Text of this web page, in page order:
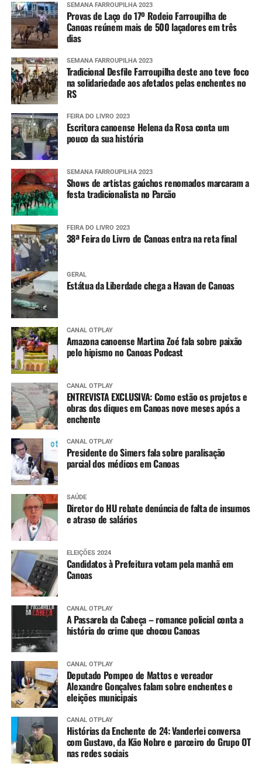
SEMANA FARROUPILHA 2023
Provas de Laço do 17º Rodeio Farroupilha de
Canoas reúnem mais de 500 laçadores em três
dias
SEMANA FARROUPILHA 2023
Tradicional Desfile Farroupilha deste ano teve foco
na solidariedade aos afetados pelas enchentes no
RS
FEIRA DO LIVRO 2023
Escritora canoense Helena da Rosa conta um
pouco da sua história
SEMANA FARROUPILHA 2023
Shows de artistas gaúchos renomados marcaram a
festa tradicionalista no Parcão
FEIRA DO LIVRO 2023
38ª Feira do Livro de Canoas entra na reta final
GERAL
Estátua da Liberdade chega a Havan de Canoas
CANAL OTPLAY
Amazona canoense Martina Zoé fala sobre paixão
pelo hipismo no Canoas Podcast
CANAL OTPLAY
ENTREVISTA EXCLUSIVA: Como estão os projetos e
obras dos diques em Canoas nove meses após a
enchente
CANAL OTPLAY
Presidente do Simers fala sobre paralisação
parcial dos médicos em Canoas
SAÚDE
Diretor do HU rebate denúncia de falta de insumos
e atraso de salários
ELEIÇÕES 2024
Candidatos à Prefeitura votam pela manhã em
Canoas
CANAL OTPLAY
A Passarela da Cabeça – romance policial conta a
história do crime que chocou Canoas
CANAL OTPLAY
Deputado Pompeo de Mattos e vereador
Alexandre Gonçalves falam sobre enchentes e
eleições municipais
CANAL OTPLAY
Histórias da Enchente de 24: Vanderlei conversa
com Gustavo, da Kão Nobre e parceiro do Grupo OT
nas redes sociais